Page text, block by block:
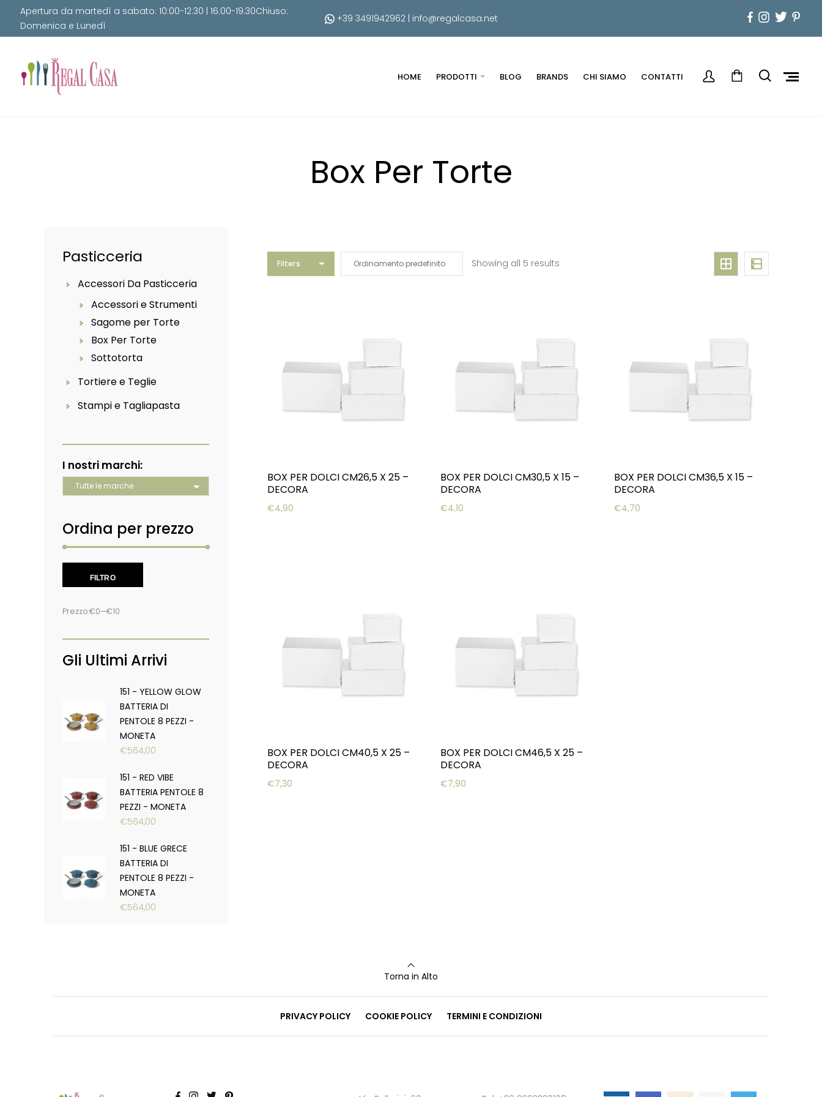
Apertura da martedì a sabato: 10:00-12:30 | 16:00-19:30Chiuso:
Domenica e Lunedì
+39 3491942962| info@regalcasa.net
HOME PRODOTTI BLOG BRANDS CHI SIAMO CONTATTI
Box Per Torte
Filters Showing all 5 results
BOX PER DOLCI CM26,5 X 25 –
DECORA
€4,90
BOX PER DOLCI CM30,5 X 15 –
DECORA
€4,10
BOX PER DOLCI CM36,5 X 15 –
DECORA
€4,70
BOX PER DOLCI CM40,5 X 25 –
DECORA
€7,30
BOX PER DOLCI CM46,5 X 25 –
DECORA
€7,90
Pasticceria
Accessori Da Pasticceria
Accessori e Strumenti
Sagome per Torte
Box Per Torte
Sottotorta
Tortiere e Teglie
Stampi e Tagliapasta
I nostri marchi:
Ordina per prezzo
Prezzo Min
Prezzo Max
FILTRO
Prezzo:€0—€10
Gli Ultimi Arrivi
151 - YELLOW GLOW
BATTERIA DI
PENTOLE 8 PEZZI -
MONETA
€564,00
151 - RED VIBE
BATTERIA PENTOLE 8
PEZZI - MONETA
€564,00
151 - BLUE GRECE
BATTERIA DI
PENTOLE 8 PEZZI -
MONETA
€564,00
Torna in Alto
PRIVACY POLICY COOKIE POLICY TERMINI E CONDIZIONI